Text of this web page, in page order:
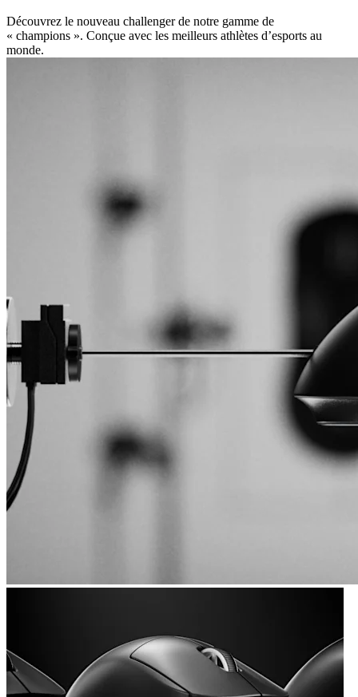
Découvrez le nouveau challenger de notre gamme de
« champions ». Conçue avec les meilleurs athlètes d’esports au
monde.